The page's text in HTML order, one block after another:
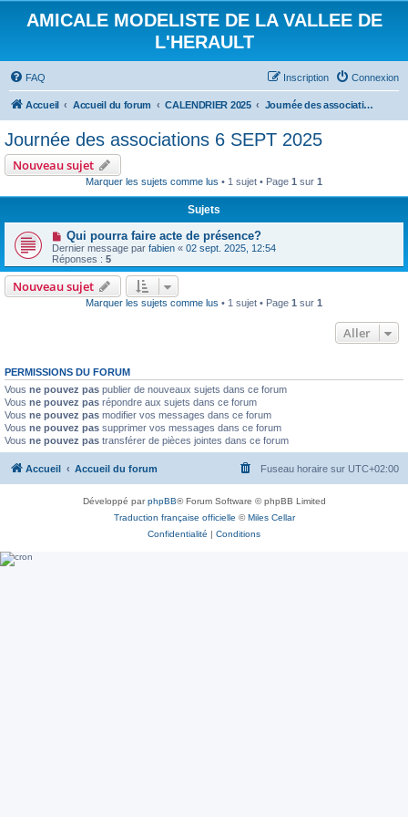
AMICALE MODELISTE DE LA VALLEE DE
L'HERAULT
FAQ Connexion
Inscription
Accueil Accueil du forum CALENDRIER 2025 Journée des associations 6 SEPT 2025
Journée des associations 6 SEPT 2025
Nouveau sujet
Marquer les sujets comme lus • 1 sujet • Page 1 sur 1
Sujets
Qui pourra faire acte de présence?
Dernier message par fabien « 02 sept. 2025, 12:54
Réponses : 5
Nouveau sujet
Marquer les sujets comme lus • 1 sujet • Page 1 sur 1
Aller
PERMISSIONS DU FORUM
Vous ne pouvez pas publier de nouveaux sujets dans ce forum
Vous ne pouvez pas répondre aux sujets dans ce forum
Vous ne pouvez pas modifier vos messages dans ce forum
Vous ne pouvez pas supprimer vos messages dans ce forum
Vous ne pouvez pas transférer de pièces jointes dans ce forum
Accueil Accueil du forum Fuseau horaire sur UTC+02:00
Développé parphpBB® Forum Software © phpBB Limited
Traduction française officielle ©Miles Cellar
Confidentialité | Conditions